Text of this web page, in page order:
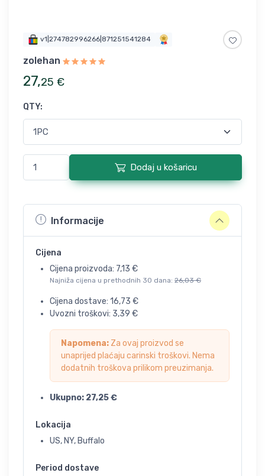
v1|274782996266|871251541284
zolehan
27,25 €
QTY:
Dodaj u košaricu
Informacije
Cijena
Cijena proizvoda: 7,13 €
Najniža cijena u prethodnih 30 dana: 26,03 €
Cijena dostave: 16,73 €
Uvozni troškovi: 3,39 €
Napomena: Za ovaj proizvod se
unaprijed plaćaju carinski troškovi. Nema
dodatnih troškova prilikom preuzimanja.
Ukupno: 27,25€
Lokacija
US, NY, Buffalo
Period dostave